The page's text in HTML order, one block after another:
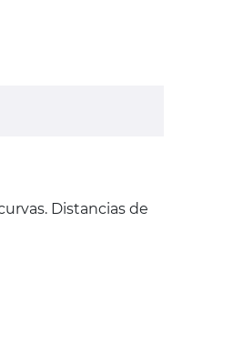
Distancias de